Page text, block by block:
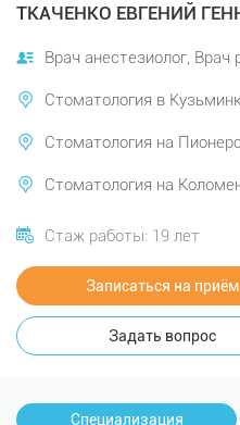
ТКАЧЕНКО ЕВГЕНИЙ
Врач анестезиолог, Врач
Стоматология в
Стоматология на
Стоматология на
Стаж работы: 19 лет
Записаться на приём
Задать вопрос
Специализация